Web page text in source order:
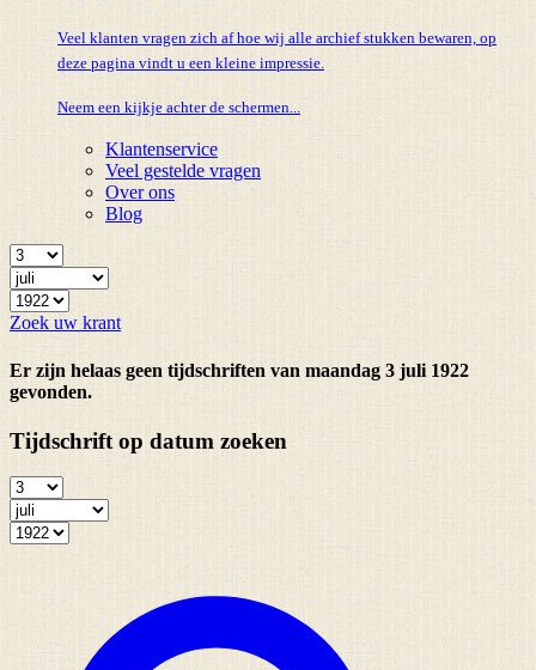
Veel klanten vragen zich af hoe wij alle archief stukken bewaren, op
deze pagina vindt u een kleine impressie.
Neem een kijkje achter de schermen...
Klantenservice
Veel gestelde vragen
Over ons
Blog
Zoek uw krant
Er zijn helaas geen tijdschriften van maandag 3 juli 1922
gevonden.
Tijdschrift op datum zoeken